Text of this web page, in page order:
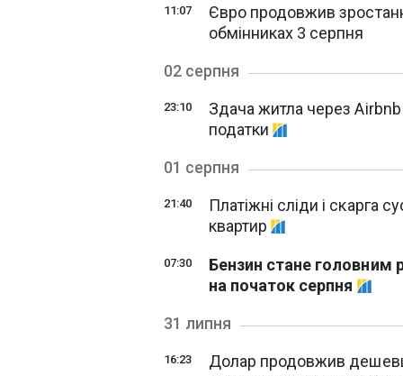
11:07
Євро продовжив
обмінниках 3 серпня
02 серпня
23:10
Здача житла через
податки
01 серпня
21:40
Платіжні сліди і скарга
квартир
07:30
Бензин стане головним
на початок серпня
31 липня
16:23
Долар продовжив